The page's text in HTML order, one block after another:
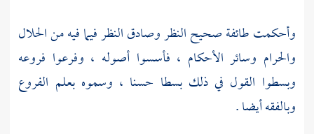
وأحكمت طائفة صحيح النظر وصادق النظر فيما فيه من الحلال
والحرام وسائر الأحكام ، فأسسوا أصوله ، وفرعوا فروعه
وبسطوا القول في ذلك بسطا حسنا ، وسموه بعلم الفروع
وبالفقه أيضا .